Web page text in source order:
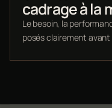
cadrage à la
Le besoin, la
posés clairement